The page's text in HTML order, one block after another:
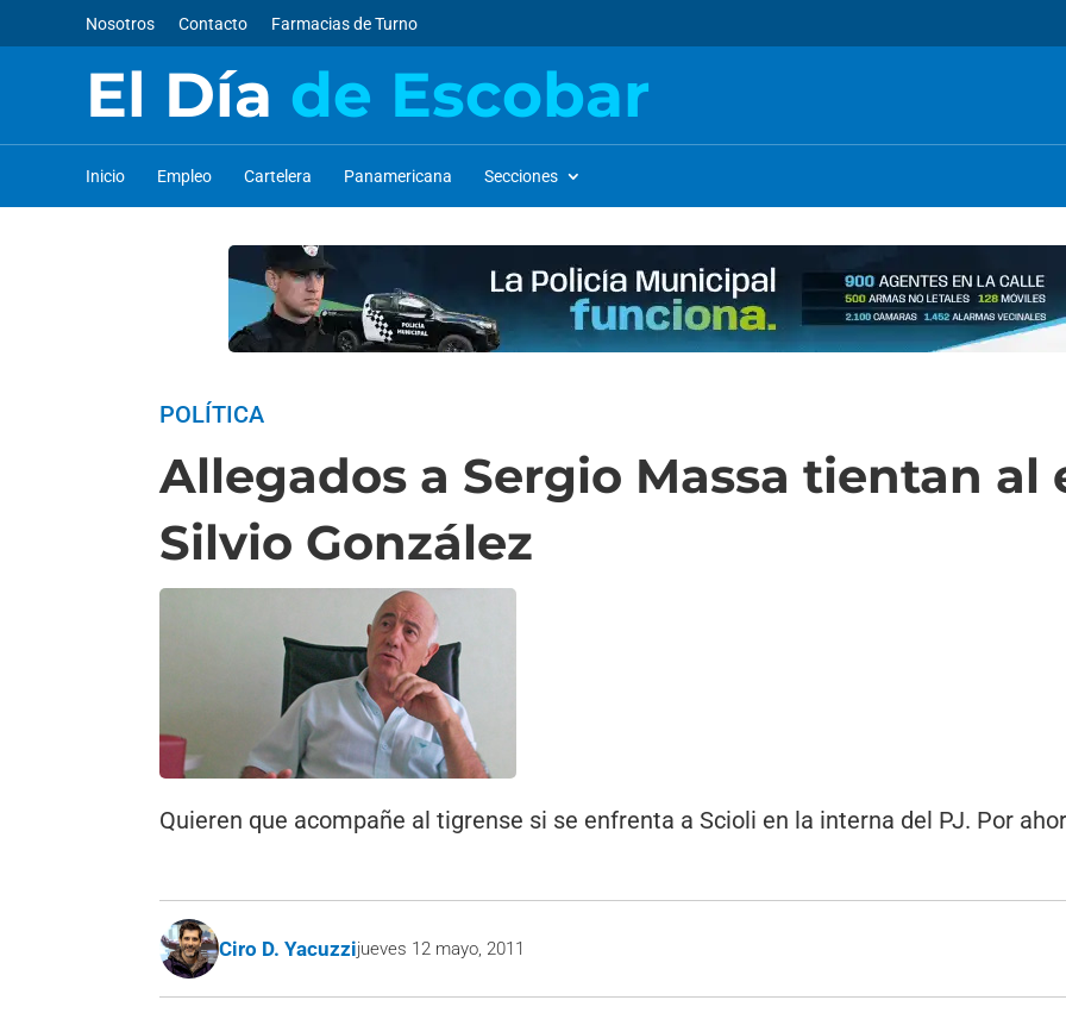
Nosotros Contacto Farmacias de Turno
El Día de Escobar
Inicio Empleo Cartelera Panamericana Secciones
POLÍTICA
Allegados a Sergio Massa tientan
Silvio González
Quieren que acompañe al tigrense si se enfrenta a Scioli en la interna del PJ. Por
Ciro D. Yacuzzijueves 12 mayo, 2011